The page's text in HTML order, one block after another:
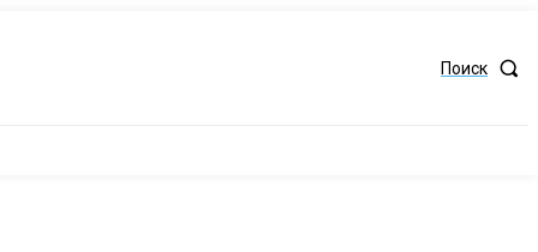
Поиск